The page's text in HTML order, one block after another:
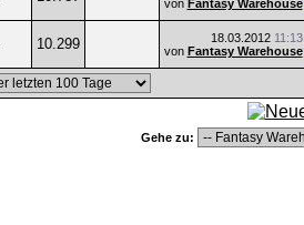
von Fantasy Warehouse
10.299 18.03.2012 11:13
von Fantasy Warehouse
Gehe zu: